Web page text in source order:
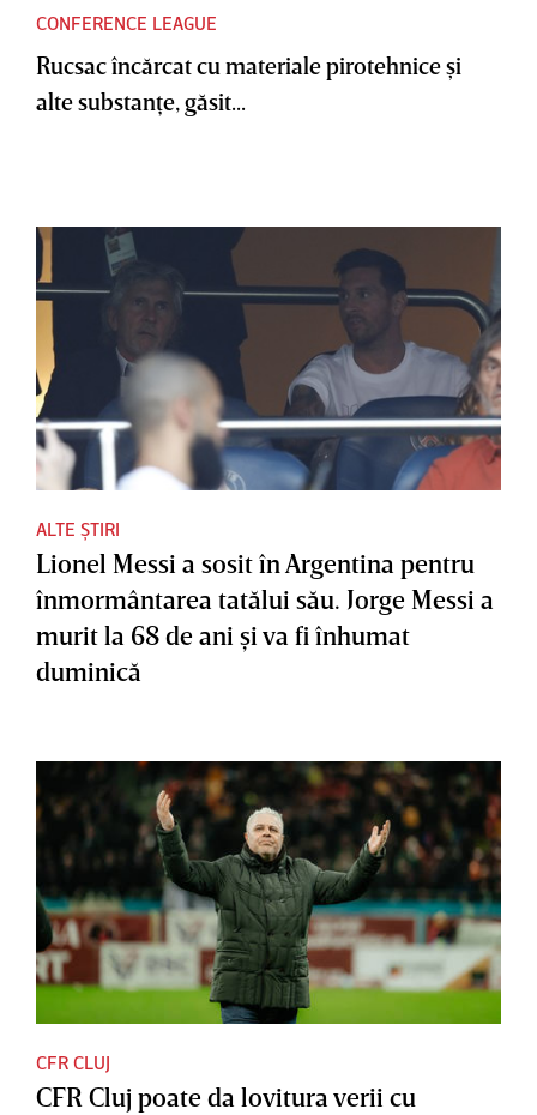
CONFERENCE LEAGUE
Rucsac încărcat cu materiale pirotehnice şi
alte substanţe, găsit...
ALTE ȘTIRI
Lionel Messi a sosit în Argentina pentru
înmormântarea tatălui său. Jorge Messi a
murit la 68 de ani şi va fi înhumat
duminică
CFR CLUJ
CFR Cluj poate da lovitura verii cu